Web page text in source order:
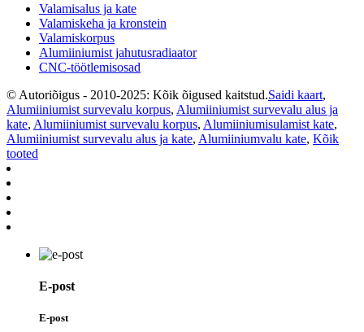
Valamisalus ja kate
Valamiskeha ja kronstein
Valamiskorpus
Alumiiniumist jahutusradiaator
CNC-töötlemisosad
© Autoriõigus - 2010-2025: Kõik õigused kaitstud.Saidi kaart,
Alumiiniumist survevalu korpus, Alumiiniumist survevalu alus ja
kate, Alumiiniumist survevalu korpus, Alumiiniumisulamist kate,
Alumiiniumist survevalu alus ja kate, Alumiiniumvalu kate, Kõik
tooted
E-post
E-post